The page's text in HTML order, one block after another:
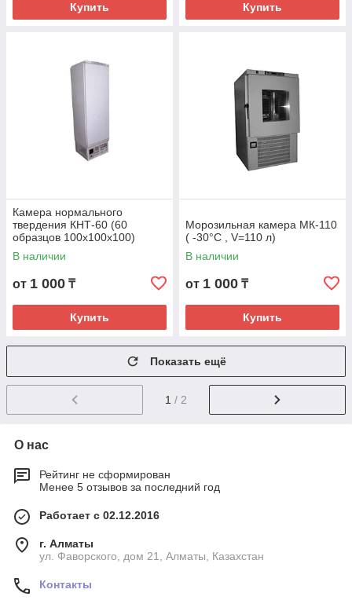
Купить Купить
Камера нормального
твердения КНТ-60 (60
образцов 100х100х100)
В наличии
от 1 000 ₸
Купить
Морозильная камера МК-110
( -30°С , V=110 л)
В наличии
от 1 000 ₸
Купить
Показать ещё
1 / 2
О нас
Рейтинг не сформирован
Менее 5 отзывов за последний год
Работает с 02.12.2016
г. Алматы
ул. Фаворского, дом 21, Алматы, Казахстан
Контакты